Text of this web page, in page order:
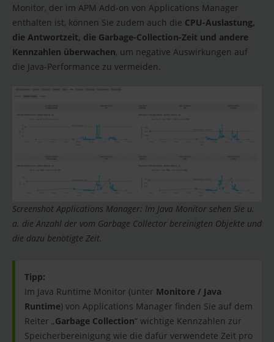
Monitor, der im APM Add-on von Applications Manager
enthalten ist, können Sie zudem auch die CPU-Auslastung,
die Antwortzeit, die Garbage-Collection-Zeit und andere
Kennzahlen überwachen, um negative Auswirkungen auf
die Java-Performance zu vermeiden.
Screenshot Applications Manager: Im Java Monitor sehen Sie u.
a. die Anzahl der vom Garbage Collector bereinigten Objekte und
die dazu benötigte Zeit.
Tipp:
Im Java Runtime Monitor (unter Monitore / Java
Runtime) von Applications Manager finden Sie auf dem
Reiter „Garbage Collection“ wichtige Kennzahlen zur
Speicherbereinigung wie die dafür verwendete Zeit pro